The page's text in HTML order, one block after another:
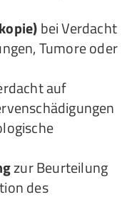
bei Verdacht
Tumore oder
auf
zur Beurteilung
des